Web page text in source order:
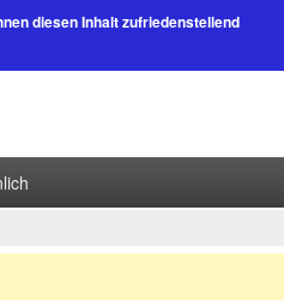
diesen Inhalt zufriedenstellend